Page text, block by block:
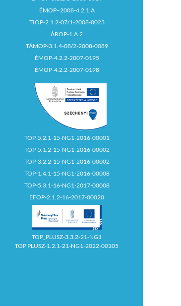
ÉMOP–2008-4.2.1.A
TIOP-2.1.2-07/1-2008-0023
ÁROP-1.A.2
TÁMOP-3.1.4-08/2-2008-0089
ÉMOP-4.2.2-2007-0195
ÉMOP-4.2.2-2007-0198
TOP-5.2.1-15-NG1-2016-00001
TOP-5.1.2-15-NG1-2016-00002
TOP-3.2.2-15-NG1-2016-00002
TOP-1.4.1-15-NG1-2016-00008
TOP-5.3.1-16-NG1-2017-00008
EFOP-2.1.2-16-2017-00020
TOP_PLUSZ-3.3.2-21-NG1
TOP PLUSZ-1.2.1-21-NG1-2022-00105